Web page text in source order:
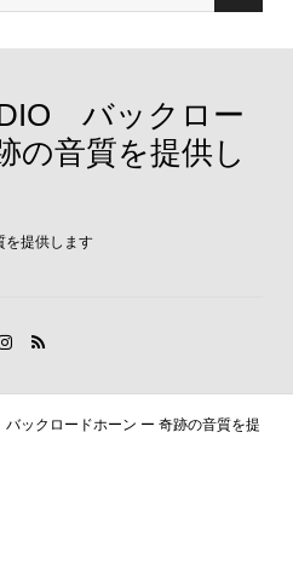
バックロー
の音質を提供し
を提供します
ックロードホーン ー 奇跡の音質を提